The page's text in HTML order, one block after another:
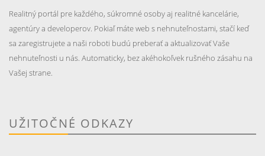
Realitný portál pre každého, súkromné osoby aj realitné kancelárie,
agentúry a developerov. Pokiaľ máte web s nehnuteľnostami, stačí keď
sa zaregistrujete a naši roboti budú preberať a aktualizovať Vaše
nehnuteľnosti u nás. Automaticky, bez akéhokoľvek rušného zásahu na
Vašej strane.
UŽITOČNÉ ODKAZY